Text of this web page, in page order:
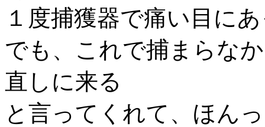
１度捕獲器で痛い目に
でも、これで捕まらな
直しに来る
と言ってくれて、ほん